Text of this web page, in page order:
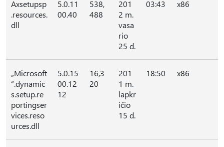
Axsetupsp
.resources.
dll
5.0.11
00.40
538,
488
201
2 m.
vasa
rio
25 d.
03:43 x86
„Microsoft
“.dynamic
s.setup.re
portingser
vices.reso
urces.dll
5.0.15
00.12
12
16,3
20
201
1 m.
lapkr
ičio
15 d.
18:50 x86